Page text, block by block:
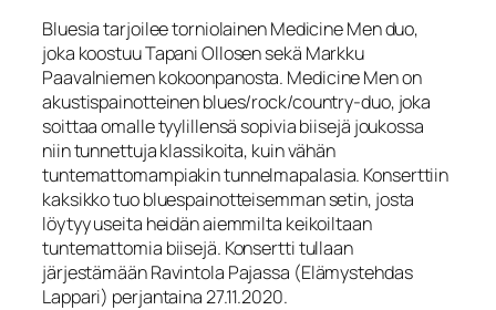
Bluesia tarjoilee torniolainen Medicine Men duo,
joka koostuu Tapani Ollosen sekä Markku
Paavalniemen kokoonpanosta. Medicine Men on
akustispainotteinen blues/rock/country-duo, joka
soittaa omalle tyylillensä sopivia biisejä joukossa
niin tunnettuja klassikoita, kuin vähän
tuntemattomampiakin tunnelmapalasia. Konserttiin
kaksikko tuo bluespainotteisemman setin, josta
löytyy useita heidän aiemmilta keikoiltaan
tuntemattomia biisejä. Konsertti tullaan
järjestämään Ravintola Pajassa (Elämystehdas
Lappari) perjantaina 27.11.2020.